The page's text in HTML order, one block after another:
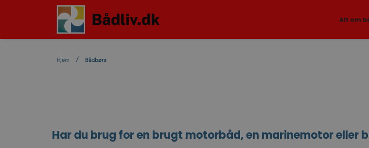
Alt om
Hjem Bådbørs
Har du brug for en brugt motorbåd, en marinemotor eller